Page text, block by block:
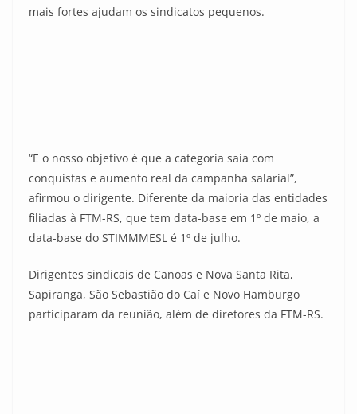
mais fortes ajudam os sindicatos pequenos.
“E o nosso objetivo é que a categoria saia com
conquistas e aumento real da campanha salarial”,
afirmou o dirigente. Diferente da maioria das entidades
filiadas à FTM-RS, que tem data-base em 1º de maio, a
data-base do STIMMMESL é 1º de julho.
Dirigentes sindicais de Canoas e Nova Santa Rita,
Sapiranga, São Sebastião do Caí e Novo Hamburgo
participaram da reunião, além de diretores da FTM-RS.